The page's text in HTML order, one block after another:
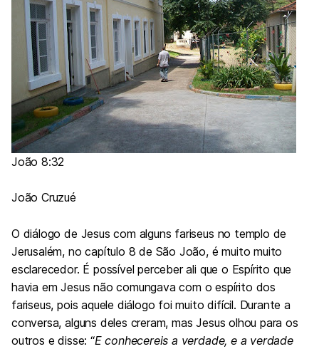
João 8:32
João Cruzué
O diálogo de Jesus com alguns fariseus no templo de
Jerusalém, no capítulo 8 de São João, é muito muito
esclarecedor. É possível perceber ali que o Espírito que
havia em Jesus não comungava com o espírito dos
fariseus, pois aquele diálogo foi muito difícil. Durante a
conversa, alguns deles creram, mas Jesus olhou para os
outros e disse: “E conhecereis a verdade, e a verdade